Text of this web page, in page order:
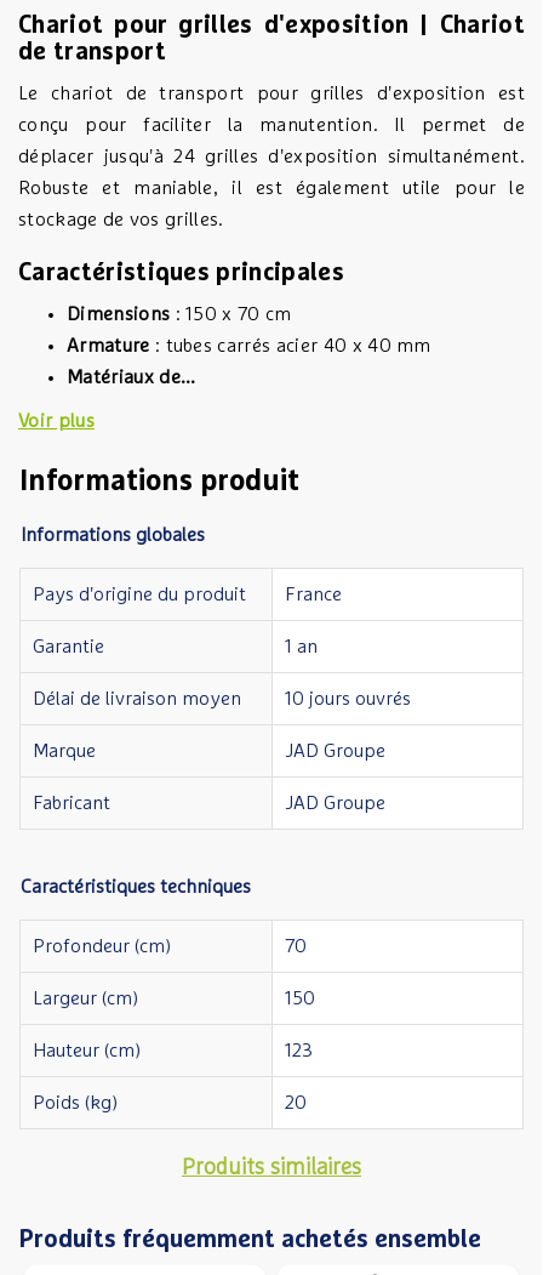
Chariot pour grilles d'exposition | Chariot
de transport
Le chariot de transport pour grilles d'exposition est
conçu pour faciliter la manutention. Il permet de
déplacer jusqu'à 24 grilles d'exposition simultanément.
Robuste et maniable, il est également utile pour le
stockage de vos grilles.
Caractéristiques principales
Dimensions : 150 x 70 cm
Armature : tubes carrés acier 40 x 40 mm
Matériaux de...
Voir plus
Informations produit
Informations globales
Pays d'origine du produit France
Garantie 1 an
Délai de livraison moyen 10 jours ouvrés
Marque JAD Groupe
Fabricant JAD Groupe
Caractéristiques techniques
Profondeur (cm) 70
Largeur (cm) 150
Hauteur (cm) 123
Poids (kg) 20
Produits similaires
Produits fréquemment achetés ensemble